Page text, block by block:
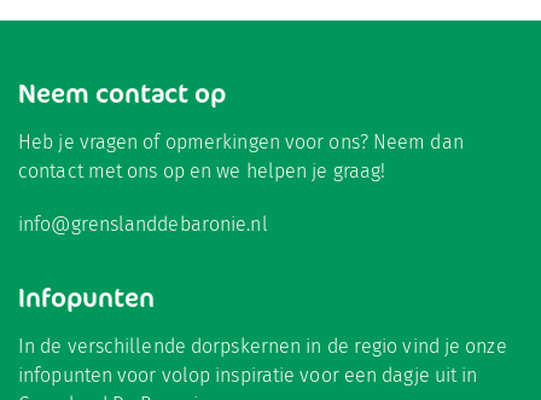
Neem contact op
Heb je vragen of opmerkingen voor ons? Neem dan
contact met ons op en we helpen je graag!
info@grenslanddebaronie.nl
Infopunten
In de verschillende dorpskernen in de regio vind je onze
infopunten voor volop inspiratie voor een dagje uit in